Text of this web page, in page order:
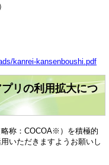
kanrei-kansenboushi.pdf
リの利用拡大につ
：COCOA※）を積極的
いただきますようお願いし